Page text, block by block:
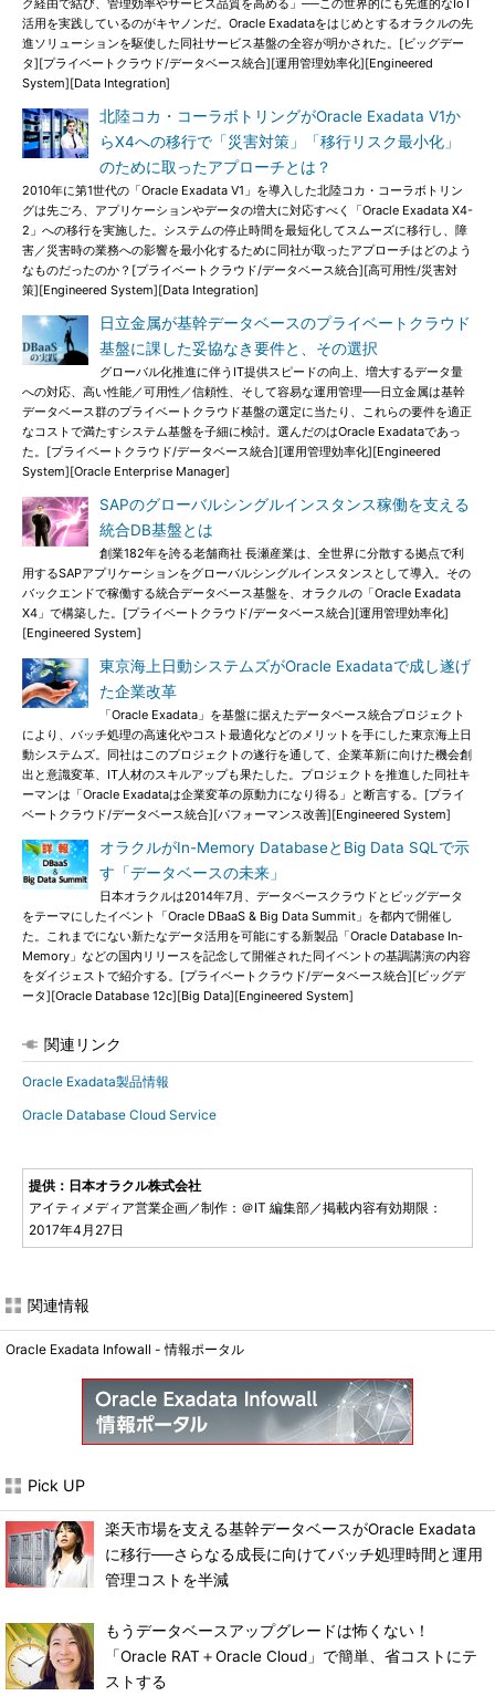
ク経由で結び、管理効率やサービス品質を高める」──この世界的にも先進的なIoT
活用を実践しているのがキヤノンだ。Oracle Exadataをはじめとするオラクルの先
進ソリューションを駆使した同社サービス基盤の全容が明かされた。[ビッグデー
タ][プライベートクラウド/データベース統合][運用管理効率化][Engineered
System][Data Integration]
北陸コカ・コーラボトリングがOracle Exadata V1か
らX4への移行で「災害対策」「移行リスク最小化」
のために取ったアプローチとは？
2010年に第1世代の「Oracle Exadata V1」を導入した北陸コカ・コーラボトリン
グは先ごろ、アプリケーションやデータの増大に対応すべく「Oracle Exadata X4-
2」への移行を実施した。システムの停止時間を最短化してスムーズに移行し、障
害／災害時の業務への影響を最小化するために同社が取ったアプローチはどのよう
なものだったのか？[プライベートクラウド/データベース統合][高可用性/災害対
策][Engineered System][Data Integration]
日立金属が基幹データベースのプライベートクラウド
基盤に課した妥協なき要件と、その選択
グローバル化推進に伴うIT提供スピードの向上、増大するデータ量
への対応、高い性能／可用性／信頼性、そして容易な運用管理──日立金属は基幹
データベース群のプライベートクラウド基盤の選定に当たり、これらの要件を適正
なコストで満たすシステム基盤を子細に検討。選んだのはOracle Exadataであっ
た。[プライベートクラウド/データベース統合][運用管理効率化][Engineered
System][Oracle Enterprise Manager]
SAPのグローバルシングルインスタンス稼働を支える
統合DB基盤とは
創業182年を誇る老舗商社 長瀬産業は、全世界に分散する拠点で利
用するSAPアプリケーションをグローバルシングルインスタンスとして導入。その
バックエンドで稼働する統合データベース基盤を、オラクルの「Oracle Exadata
X4」で構築した。[プライベートクラウド/データベース統合][運用管理効率化]
[Engineered System]
東京海上日動システムズがOracle Exadataで成し遂げ
た企業改革
「Oracle Exadata」を基盤に据えたデータベース統合プロジェクト
により、バッチ処理の高速化やコスト最適化などのメリットを手にした東京海上日
動システムズ。同社はこのプロジェクトの遂行を通して、企業革新に向けた機会創
出と意識変革、IT人材のスキルアップも果たした。プロジェクトを推進した同社キ
ーマンは「Oracle Exadataは企業変革の原動力になり得る」と断言する。[プライ
ベートクラウド/データベース統合][パフォーマンス改善][Engineered System]
オラクルがIn-Memory DatabaseとBig Data SQLで示
す「データベースの未来」
日本オラクルは2014年7月、データベースクラウドとビッグデータ
をテーマにしたイベント「Oracle DBaaS & Big Data Summit」を都内で開催し
た。これまでにない新たなデータ活用を可能にする新製品「Oracle Database In-
Memory」などの国内リリースを記念して開催された同イベントの基調講演の内容
をダイジェストで紹介する。[プライベートクラウド/データベース統合][ビッグデ
ータ][Oracle Database 12c][Big Data][Engineered System]
関連リンク
Oracle Exadata製品情報
Oracle Database Cloud Service
提供：日本オラクル株式会社
アイティメディア営業企画／制作：＠IT 編集部／掲載内容有効期限：
2017年4月27日
関連情報
Oracle Exadata Infowall - 情報ポータル
Pick UP
楽天市場を支える基幹データベースがOracle Exadata
に移行──さらなる成長に向けてバッチ処理時間と運用
管理コストを半減
もうデータベースアップグレードは怖くない！
「Oracle RAT＋Oracle Cloud」で簡単、省コストにテ
ストする